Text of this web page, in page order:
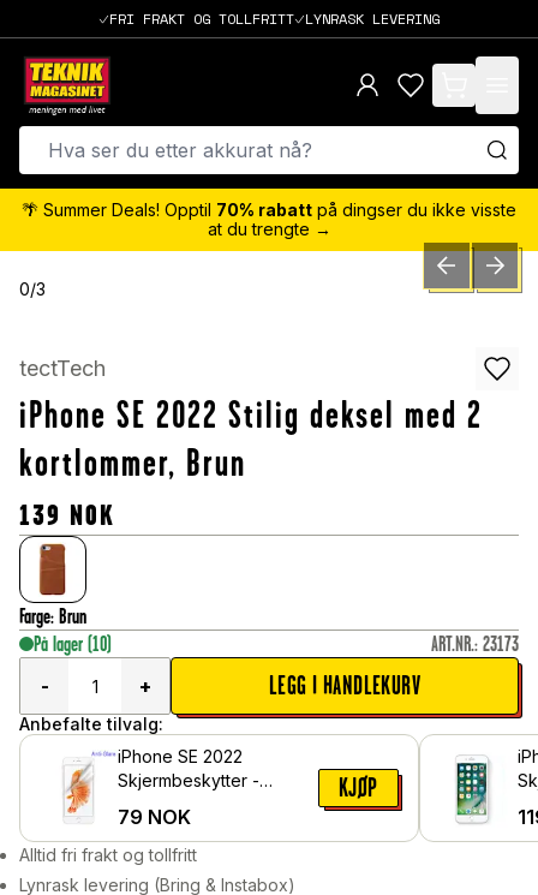
FRI FRAKT OG TOLLFRITT LYNRASK LEVERING
items in cart,
🌴 Summer Deals! Opptil 70% rabatt på dingser du ikke visste
at du trengte →
0/3 PREVIOUSNEXT
tectTech
iPhone SE 2022 Stilig deksel med 2
kortlommer, Brun
139 NOK
Farge: Brun
På lager (10) ART.NR.: 23173
-
+ LEGG I HANDLEKURV
Anbefalte tilvalg:
iPhone SE 2022
Skjermbeskytter -
79 NOK
KJØP
Alltid fri frakt og tollfritt
Lynrask levering (Bring & Instabox)